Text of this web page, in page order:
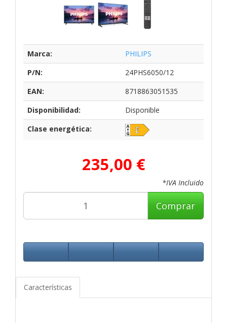
Marca:
PHILIPS
P/N:
24PHS6050/12
EAN:
8718863051535
Disponibilidad:
Disponible
Clase energética:
235,00 €
*IVA Incluido
Comprar
Características